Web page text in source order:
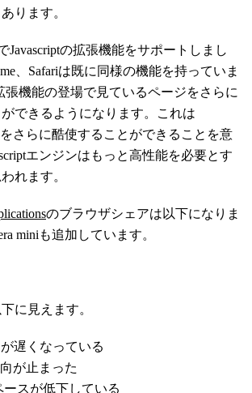
ります。
Javascriptの拡張機能をサポートしまし
、Safariは既に同様の機能を持っていま
張機能の登場で見ているページをさらに
できるようになります。これは
をさらに酷使することができることを意
エンジンはもっと高性能を必要とす
れます。
のブラウザシェアは以下になりま
miniも追加しています。
に見えます。
遅くなっている
が止まった
ースが低下している